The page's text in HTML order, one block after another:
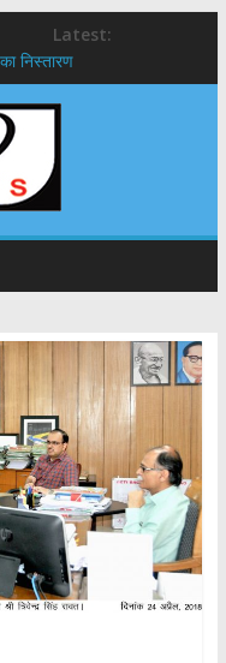
Latest:
निस्तारण
एसईओसी से मुख्य सचिव ने
लोगों को न हो दिक्कत
संरचना होगी सुदृढ,उच्च
मंत्री से की मुलाकात
में एनसीसी के
महत्वपूर्ण चर्चा
लिए 25 बड़े प्रस्तावों को मिली